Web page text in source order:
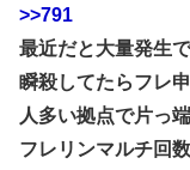
>>791
最近だと大量発生
瞬殺してたらフレ
人多い拠点で片っ
フレリンマルチ回